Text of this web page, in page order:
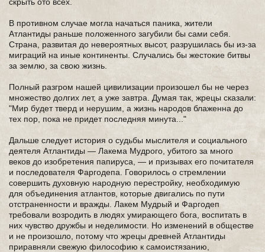
В противном случае могла начаться паника, жители
Атлантиды раньше положенного загубили бы сами себя.
Страна, развитая до невероятных высот, разрушилась бы из-за
миграций на иные континенты. Случались бы жестокие битвы
за землю, за свою жизнь.
Полный разгром нашей цивилизации произошел бы не через
множество долгих лет, а уже завтра. Думая так, жрецы сказали:
"Мир будет тверд и нерушим, а жизнь народов блаженна до
тех пор, пока не придет последняя минута..."
Дальше следует история о судьбы мыслителя и социального
деятеля Атлантиды — Лакема Мудрого, убитого за много
веков до изобретения папируса, — и призывах его почитателя
и последователя Фаргодепа. Говорилось о стремлении
совершить духовную народную перестройку, необходимую
для объединения атлантов, которые двигались по пути
отстраненности и вражды. Лакем Мудрый и Фаргодеп
требовали возродить в людях умирающего бога, воспитать в
них чувство дружбы и неделимости. Но изменений в обществе
и не произошло, потому что жрецы древней Атлантиды
приравняли свежую философию к самоистязанию,